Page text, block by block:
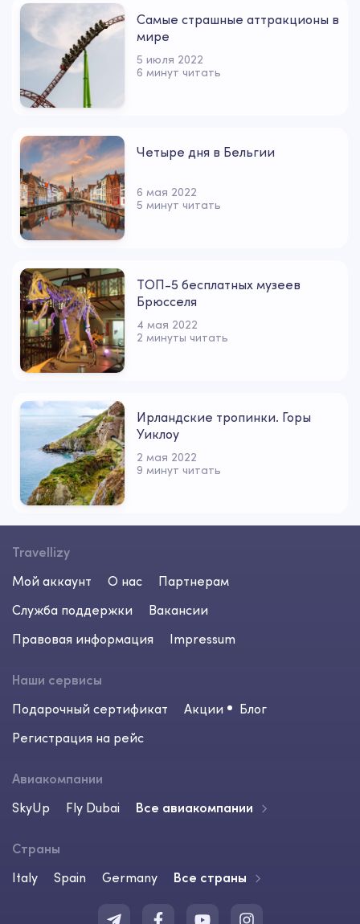
Самые страшные аттракционы в
мире
5 июля 2022
6 минут читать
Четыре дня в Бельгии
6 мая 2022
5 минут читать
ТОП-5 бесплатных музеев
Брюсселя
4 мая 2022
2 минуты читать
Ирландские тропинки. Горы
Уиклоу
2 мая 2022
9 минут читать
Travellizy
Мой аккаунт
О нас
Партнерам
Служба поддержки
Вакансии
Правовая информация
Impressum
Наши сервисы
Подарочный сертификат
Акции
Блог
Регистрация на рейс
Авиакомпании
SkyUp
Fly Dubai Все авиакомпании
Страны
Italy
Spain Germany Все страны